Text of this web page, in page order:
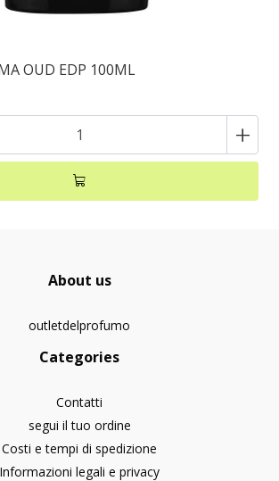
OUD EDP 100ML
+
About us
outletdelprofumo
Categories
Contatti
segui il tuo ordine
Costi e tempi di spedizione
Informazioni legali e privacy